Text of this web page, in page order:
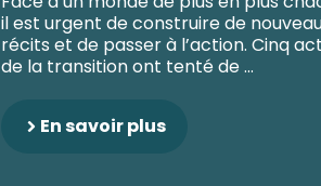
il est urgent de construire de
récits et de passer à l’action. Cinq
de la transition ont tenté de ...
En savoir plus